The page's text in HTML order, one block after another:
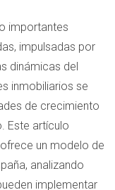
importantes
impulsadas por
dinámicas del
inmobiliarios se
de crecimiento
Este artículo
un modelo de
analizando
implementar